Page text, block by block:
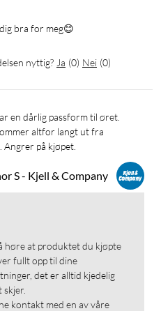
i etuiet
bra for meg😊
nyttig? Ja (0) Nei (0)
altfor langt ut fra
Angrer på kjøpet.
S - Kjell & Company
høre at produktet du kjøpte
fullt opp til dine
det er alltid kjedelig
skjer.
kontakt med en av våre